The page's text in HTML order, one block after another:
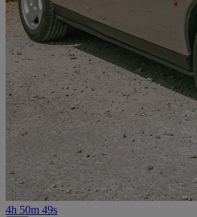
4h 50m 49s